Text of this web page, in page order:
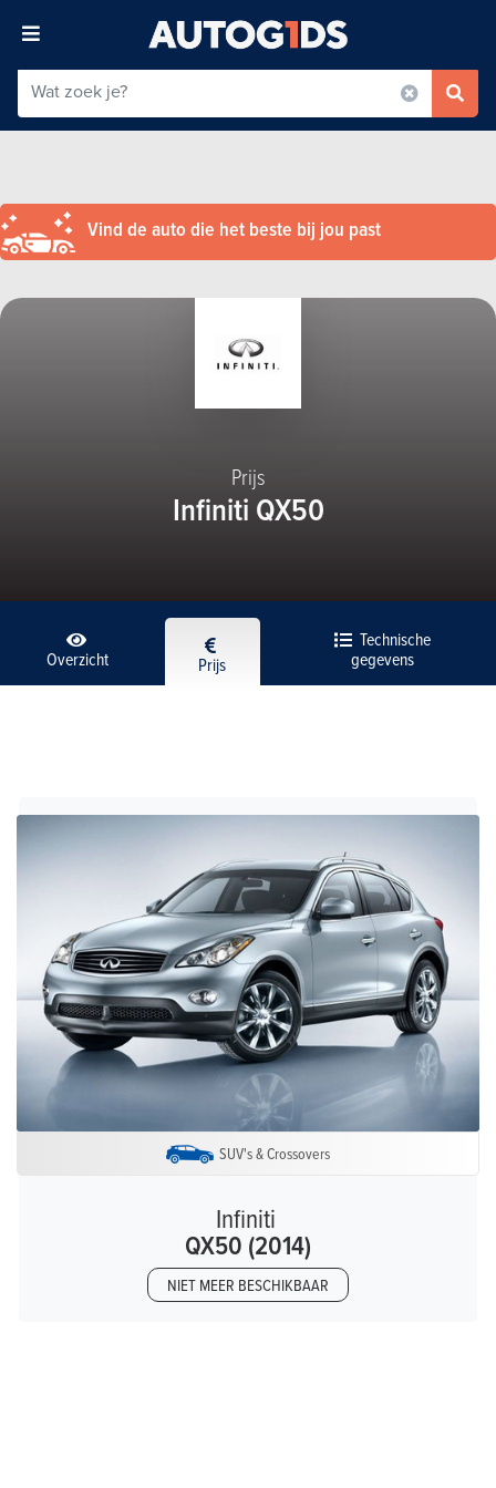
Vind de auto die het beste bij jou past
Prijs
Infiniti QX50
Overzicht Prijs
Technische
gegevens
SUV's & Crossovers
Infiniti
QX50 (2014)
NIET MEER BESCHIKBAAR